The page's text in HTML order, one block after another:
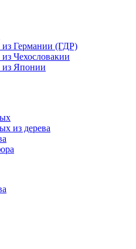
Германии (ГДР)
Чехословакии
из Японии
из дерева